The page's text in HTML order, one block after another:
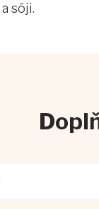
sóji.